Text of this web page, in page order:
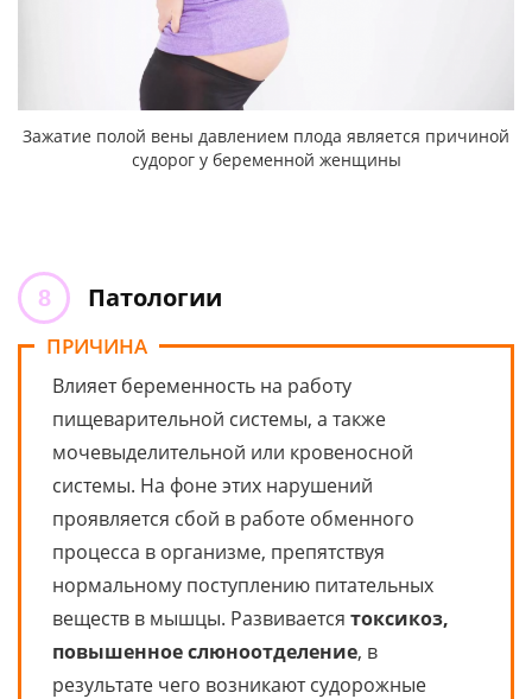
Зажатие полой вены давлением плода является причиной
судорог у беременной женщины
Патологии
ПРИЧИНА
Влияет беременность на работу
пищеварительной системы, а также
мочевыделительной или кровеносной
системы. На фоне этих нарушений
проявляется сбой в работе обменного
процесса в организме, препятствуя
нормальному поступлению питательных
веществ в мышцы. Развивается токсикоз,
повышенное слюноотделение, в
результате чего возникают судорожные